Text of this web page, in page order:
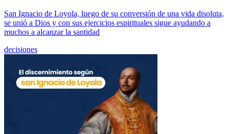
San Ignacio de Loyola, luego de su conversión de una vida disoluta,
se unió a Dios y con sus ejercicios espirituales sigue ayudando a
muchos a alcanzar la santidad
decisiones